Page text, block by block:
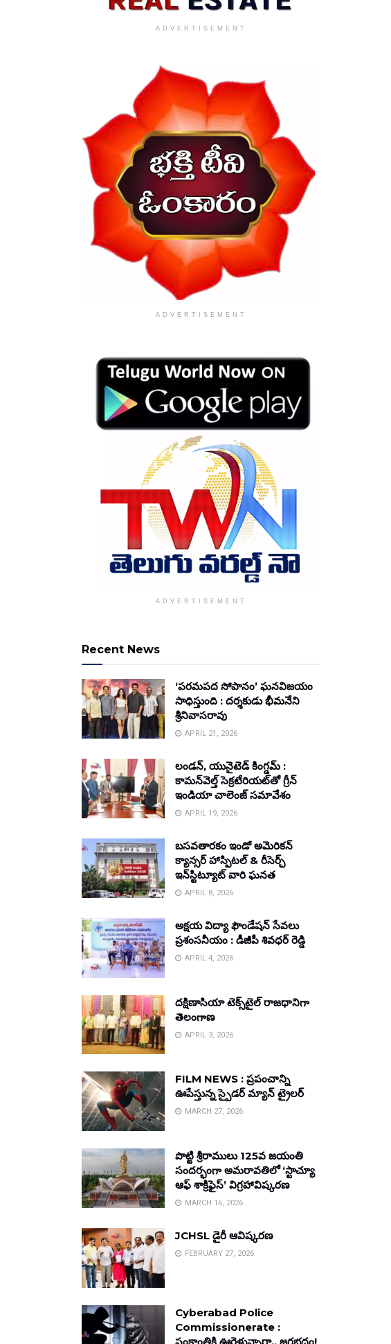
ADVERTISEMENT
ADVERTISEMENT
ADVERTISEMENT
Recent News
‘పరమపద సోపానం’ ఘనవిజయం
సాధిస్తుంది : దర్శకుడు భీమనేని
శ్రీనివాసరావు
APRIL 21, 2026
లండన్, యునైటెడ్ కింగ్డమ్ :
కామన్‌వెల్త్ సెక్రటేరియట్‌తో గ్రీన్
ఇండియా చాలెంజ్ సమావేశం
APRIL 19, 2026
బసవతారకం ఇండో అమెరికన్
క్యాన్సర్ హాస్పిటల్ & రీసెర్చ్
ఇన్‌స్టిట్యూట్ వారి ఘనత
APRIL 8, 2026
అక్షయ విద్యా ఫౌండేషన్ సేవలు
ప్రశంసనీయం : డీజీపీ శివధర్ రెడ్డి
APRIL 4, 2026
దక్షిణాసియా టెక్స్‌టైల్ రాజధానిగా
తెలంగాణ
APRIL 3, 2026
FILM NEWS : ప్రపంచాన్ని
ఊపేస్తున్న స్పైడర్ మ్యాన్ ట్రైలర్
MARCH 27, 2026
పొట్టి శ్రీరాములు 125వ జయంతి
సందర్భంగా అమరావతిలో ‘స్టాచ్యూ
ఆఫ్ శాక్రిఫైస్’ విగ్రహావిష్కరణ
MARCH 16, 2026
JCHSL డైరీ ఆవిష్కరణ
FEBRUARY 27, 2026
Cyberabad Police
Commissionerate :